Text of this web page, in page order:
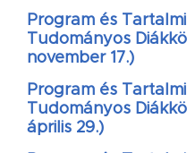
Program és
Tudományos
november 17.)
Program és
Tudományos
április 29.)